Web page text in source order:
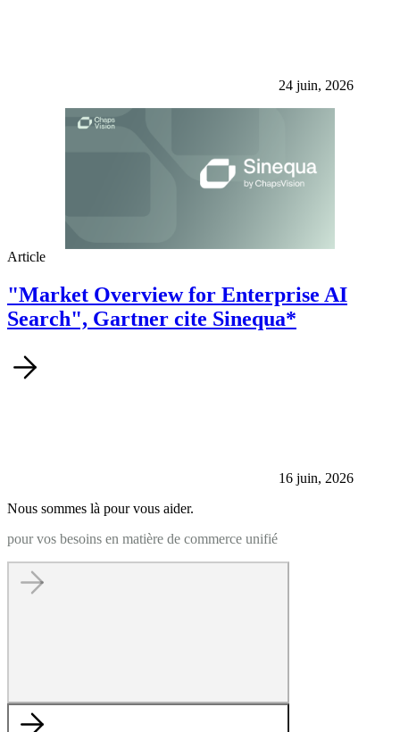
24 juin, 2026
Article
"Market Overview for Enterprise AI
Search", Gartner cite Sinequa*
16 juin, 2026
Nous sommes là pour vous aider.
pour vos besoins en matière de commerce unifié